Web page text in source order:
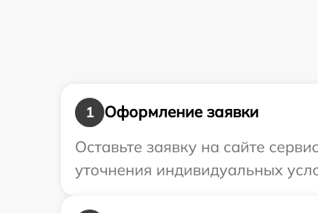
1
Оформление заявки
Оставьте заявку на сайте
уточнения индивидуальных